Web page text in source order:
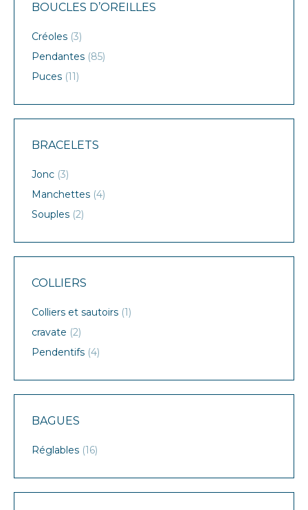
BOUCLES D’OREILLES
Créoles (3)
Pendantes (85)
Puces (11)
BRACELETS
Jonc (3)
Manchettes (4)
Souples (2)
COLLIERS
Colliers et sautoirs (1)
cravate (2)
Pendentifs (4)
BAGUES
Réglables (16)